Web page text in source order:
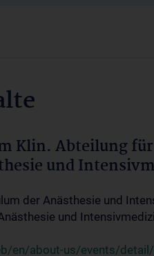
Klin. Abteilung
und
der Anästhesie und
und
en/about-us/events/